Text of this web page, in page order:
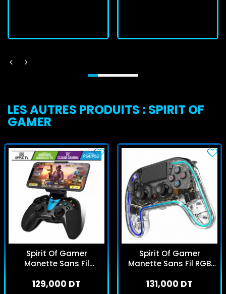
LES AUTRES PRODUITS : SPIRIT OF
GAMER
Spirit Of Gamer
Manette Sans Fil
129,000 DT
Spirit Of Gamer
Manette Sans Fil RGB
131,000 DT